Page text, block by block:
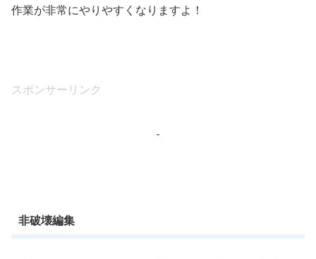
作業が非常にやりやすくなりますよ！
スポンサーリンク
非破壊編集